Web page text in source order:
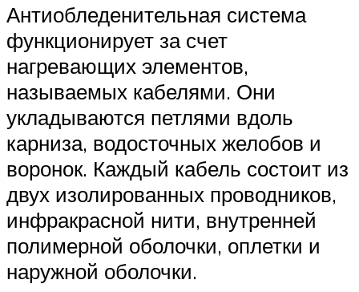
Антиобледенительная система
функционирует за счет
нагревающих элементов,
называемых кабелями. Они
укладываются петлями вдоль
карниза, водосточных желобов и
воронок. Каждый кабель состоит из
двух изолированных проводников,
инфракрасной нити, внутренней
полимерной оболочки, оплетки и
наружной оболочки.